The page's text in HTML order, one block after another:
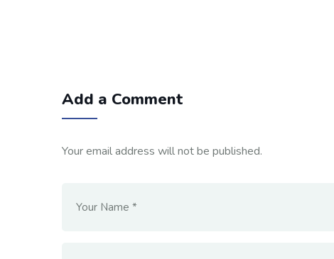
Add a Comment
Your email address will not be published.